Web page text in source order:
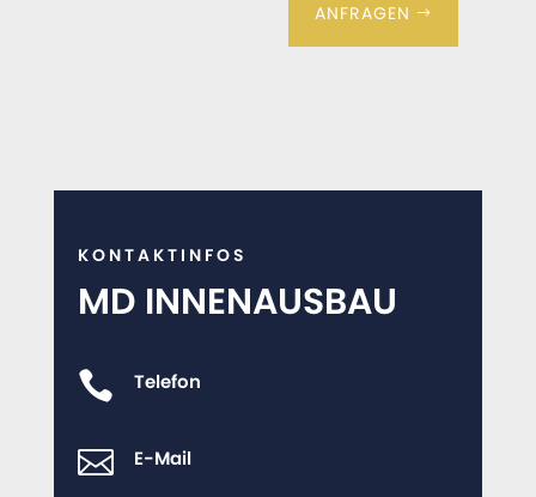
ANFRAGEN
KONTAKTINFOS
MD INNENAUSBAU
 Telefon
 E-Mail